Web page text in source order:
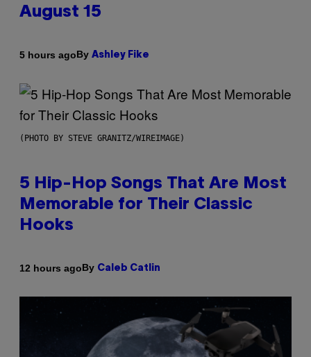
August 15
5 hours agoBy Ashley Fike
(PHOTO BY STEVE GRANITZ/WIREIMAGE)
5 Hip-Hop Songs That Are Most
Memorable for Their Classic
Hooks
12 hours agoBy Caleb Catlin